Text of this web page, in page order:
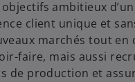
ambitieux
client unique et
marchés tout
faire, mais aussi
de production et